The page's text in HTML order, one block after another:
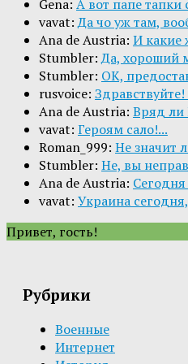
Gena: А вот папе тапки
vavat:Да чо уж там,
Ana de Austria: И какие
Stumbler:Да, хороший
Stumbler: ОК,
rusvoice:
Ana de Austria: Вряд ли
vavat: Героям сало!...
Roman_999: Не значит
Stumbler: Не, вы
Ana de Austria: Сегодня
vavat: Украина
Привет, гость!
Рубрики
Военные
Интернет